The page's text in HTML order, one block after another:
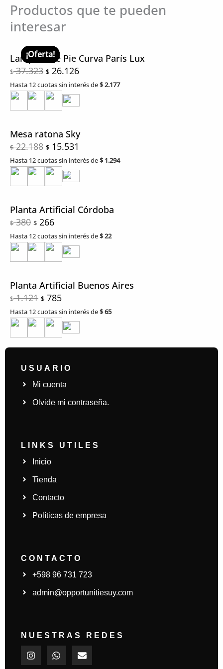
Productos que te pueden
interesar
¡Oferta!
Lampara de Pie Curva París Lux
$37.323
precio
original
era:
$ 37.323.
$ 26.126
precio
actual
$ 26.126.
Hasta 12 cuotas sin interés de$2.177
¡Oferta!
Mesa ratona Sky
$22.188
precio
original
era:
$ 22.188.
$ 15.531
precio
actual
$ 15.531.
Hasta 12 cuotas sin interés de$1.294
¡Oferta!
Planta Artificial Córdoba
$380
precio
original
era:
$ 380.
$ 266
precio
actual
es:
$ 266.
Hasta 12 cuotas sin interés de$22
¡Oferta!
Planta Artificial Buenos Aires
$1.121
precio
original
era:
$ 1.121.
$ 785
precio
actual
es:
$ 785.
Hasta 12 cuotas sin interés de$65
USUARIO
Mi cuenta
Olvide mi contraseña.
LINKS UTILES
Inicio
Tienda
Contacto
Políticas de empresa
CONTACTO
+598 96 731 723
admin@opportunitiesuy.com
NUESTRAS REDES
I
n
W
h
E
n